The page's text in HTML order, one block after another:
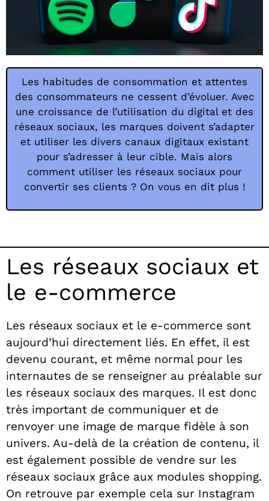
Les habitudes de consommation et attentes
des consommateurs ne cessent d’évoluer. Avec
une croissance de l’utilisation du digital et des
réseaux sociaux, les marques doivent s’adapter
et utiliser les divers canaux digitaux existant
pour s’adresser à leur cible. Mais alors
comment utiliser les réseaux sociaux pour
convertir ses clients ? On vous en dit plus !
Les réseaux sociaux et
le e-commerce
Les réseaux sociaux et le e-commerce sont
aujourd’hui directement liés. En effet, il est
devenu courant, et même normal pour les
internautes de se renseigner au préalable sur
les réseaux sociaux des marques. Il est donc
très important de communiquer et de
renvoyer une image de marque fidèle à son
univers. Au-delà de la création de contenu, il
est également possible de vendre sur les
réseaux sociaux grâce aux modules shopping.
On retrouve par exemple cela sur Instagram